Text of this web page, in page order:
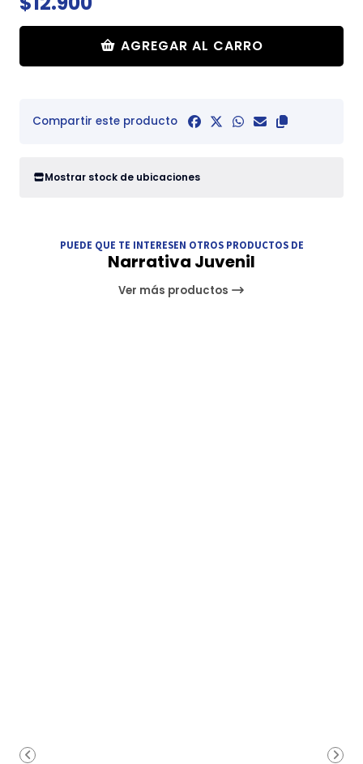
AGREGAR AL CARRO
Compartir este producto
Mostrar stock de ubicaciones
PUEDE QUE TE INTERESEN OTROS PRODUCTOS DE
Narrativa Juvenil
Ver más productos